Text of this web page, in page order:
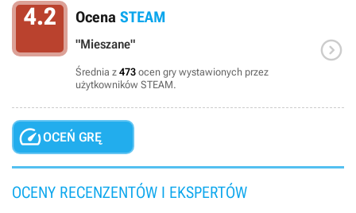
4.2 Ocena STEAM
"Mieszane"
Średnia z 473 ocen gry wystawionych przez
użytkowników STEAM.

OCEŃ GRĘ
OCENY RECENZENTÓW I EKSPERTÓW